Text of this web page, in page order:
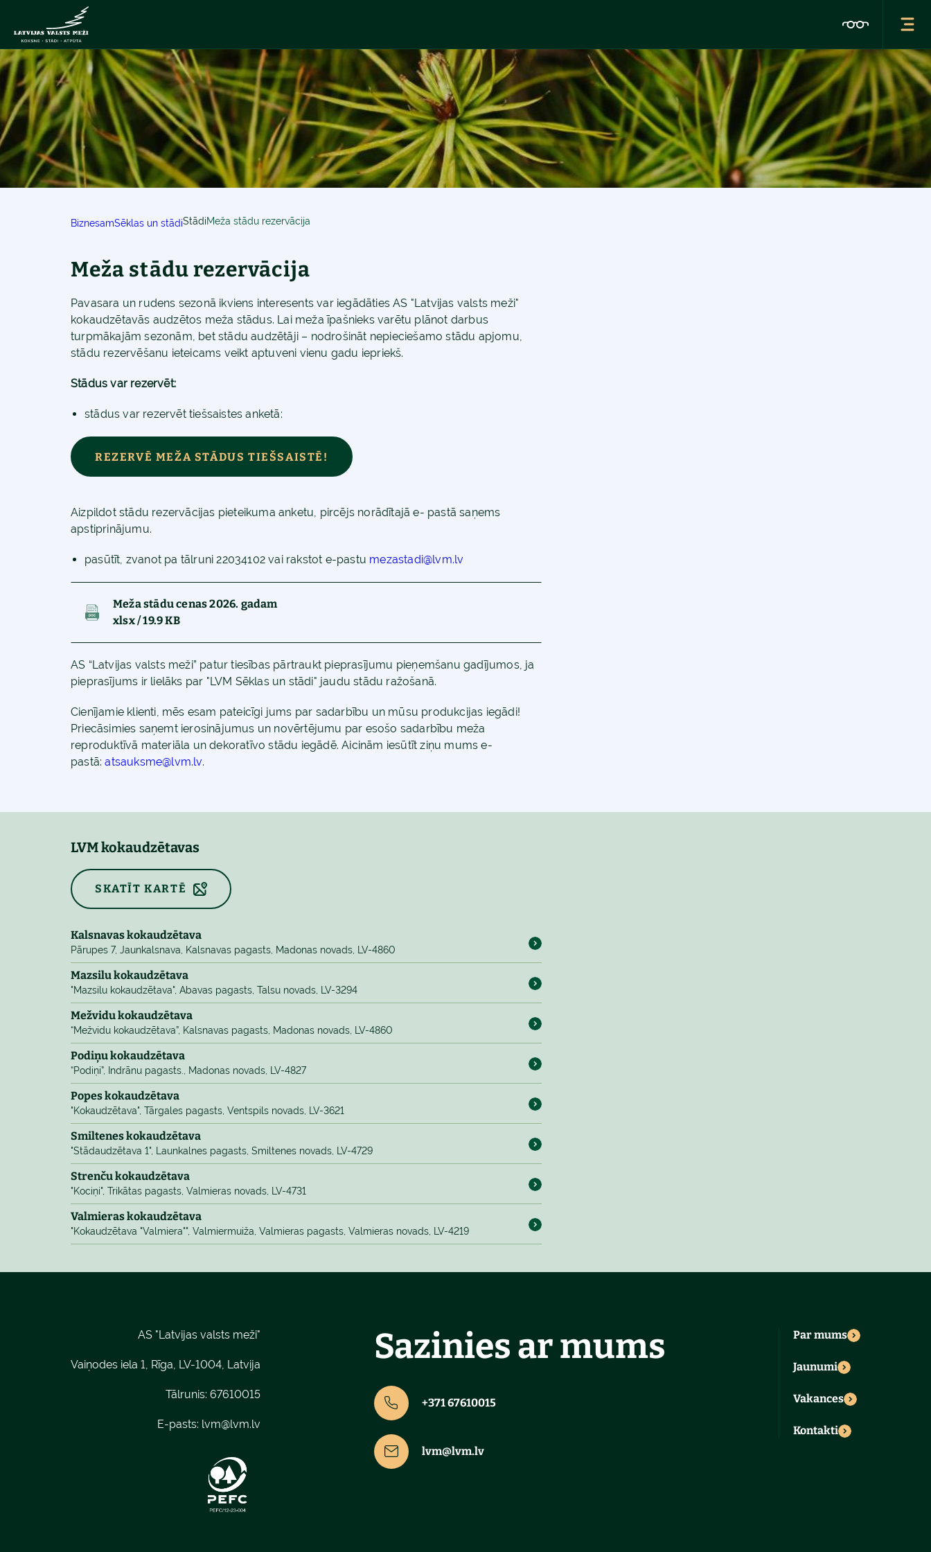
BiznesamSēklas un stādiStādiMeža stādu rezervācija
Meža stādu rezervācija
Pavasara un rudens sezonā ikviens interesents var iegādāties AS "Latvijas valsts meži"
kokaudzētavās audzētos meža stādus. Lai meža īpašnieks varētu plānot darbus
turpmākajām sezonām, bet stādu audzētāji – nodrošināt nepieciešamo stādu apjomu,
stādu rezervēšanu ieteicams veikt aptuveni vienu gadu iepriekš.
Stādus var rezervēt:
stādus var rezervēt tiešsaistes anketā:
REZERVĒ MEŽA STĀDUS TIEŠSAISTĒ!
Aizpildot stādu rezervācijas pieteikuma anketu, pircējs norādītajā e- pastā saņems
apstiprinājumu.
pasūtīt, zvanot pa tālruni 22034102 vai rakstot e-pastu mezastadi@lvm.lv
Meža stādu cenas 2026. gadam
xlsx / 19.9 KB
AS “Latvijas valsts meži” patur tiesības pārtraukt pieprasījumu pieņemšanu gadījumos, ja
pieprasījums ir lielāks par "LVM Sēklas un stādi" jaudu stādu ražošanā.
Cienījamie klienti, mēs esam pateicīgi jums par sadarbību un mūsu produkcijas iegādi!
Priecāsimies saņemt ierosinājumus un novērtējumu par esošo sadarbību meža
reproduktīvā materiāla un dekoratīvo stādu iegādē. Aicinām iesūtīt ziņu mums e-
pastā:atsauksme@lvm.lv.
LVM kokaudzētavas
SKATĪT KARTĒ
Kalsnavas kokaudzētava
Pārupes 7, Jaunkalsnava, Kalsnavas pagasts, Madonas novads, LV-4860
Mazsilu kokaudzētava
"Mazsilu kokaudzētava", Abavas pagasts, Talsu novads, LV-3294
Mežvidu kokaudzētava
“Mežvidu kokaudzētava”, Kalsnavas pagasts, Madonas novads, LV-4860
Podiņu kokaudzētava
“Podiņi”, Indrānu pagasts., Madonas novads, LV-4827
Popes kokaudzētava
"Kokaudzētava", Tārgales pagasts, Ventspils novads, LV-3621
Smiltenes kokaudzētava
"Stādaudzētava 1", Launkalnes pagasts, Smiltenes novads, LV-4729
Strenču kokaudzētava
"Kociņi", Trikātas pagasts, Valmieras novads, LV-4731
Valmieras kokaudzētava
"Kokaudzētava "Valmiera"", Valmiermuiža, Valmieras pagasts, Valmieras novads, LV-4219
AS "Latvijas valsts meži"
Vaiņodes iela 1, Rīga, LV-1004, Latvija
Tālrunis: 67610015
E-pasts: lvm@lvm.lv
Sazinies ar mums
+371 67610015
lvm@lvm.lv
Par mums
Jaunumi
Vakances
Kontakti